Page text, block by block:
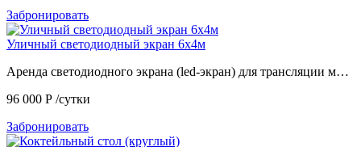
Забронировать
Уличный светодиодный экран 6х4м
Аренда светодиодного экрана (led-экран) для трансляции м…
96 000 Р /сутки
Забронировать